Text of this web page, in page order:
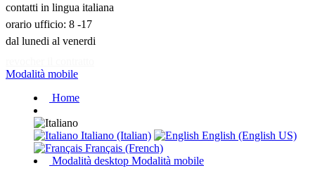
contatti in lingua italiana
orario ufficio: 8 -17
dal lunedi al venerdi
Modalità mobile
Home
Italiano (Italian)
English (English US)
Français (French)
Modalità desktop Modalità mobile